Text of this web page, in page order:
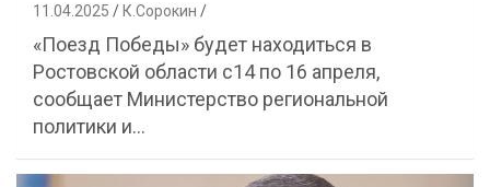
11.04.2025 К.Сорокин
«Поезд Победы» будет находиться в
Ростовской области с14 по 16 апреля,
сообщает Министерство региональной
политики и…